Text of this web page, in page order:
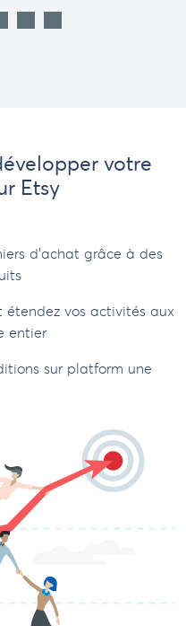
votre
Etsy
d'achat grâce à des
étendez vos activités aux
entier
sur platform une